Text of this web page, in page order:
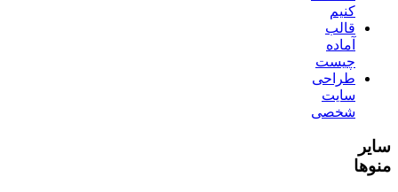
کنیم
قالب
آماده
چیست
طراحی
سایت
شخصی
سایر
منوها